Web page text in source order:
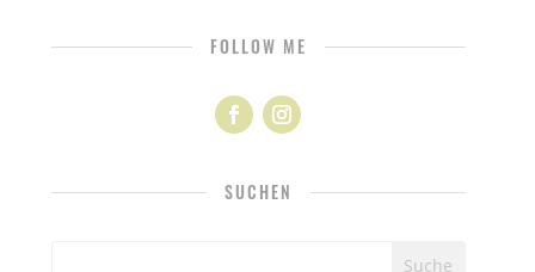
FOLLOW ME
SUCHEN